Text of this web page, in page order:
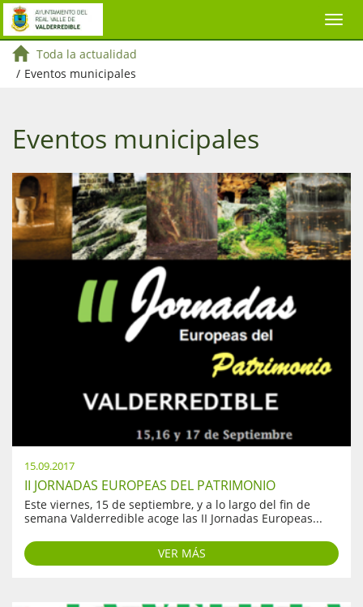
Toda la actualidad
/ Eventos municipales
Eventos municipales
15.09.2017
II JORNADAS EUROPEAS DEL PATRIMONIO
Este viernes, 15 de septiembre, y a lo largo del fin de
semana Valderredible acoge las II Jornadas Europeas...
VER MÁS